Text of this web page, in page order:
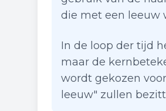
die met een leeuw
In de loop der tijd
maar de
wordt gekozen
leeuw" zullen